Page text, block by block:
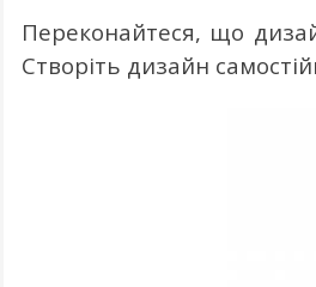
Переконайтеся, що
Створіть дизайн